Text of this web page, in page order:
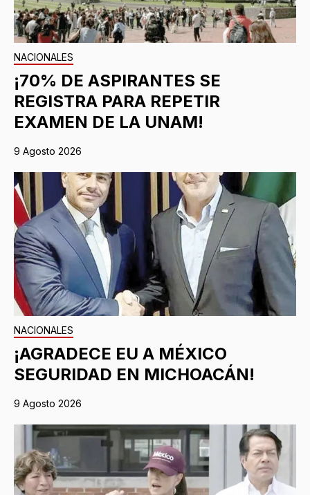
NACIONALES
¡70% DE ASPIRANTES SE
REGISTRA PARA REPETIR
EXAMEN DE LA UNAM!
9 Agosto 2026
NACIONALES
¡AGRADECE EU A MÉXICO
SEGURIDAD EN MICHOACÁN!
9 Agosto 2026